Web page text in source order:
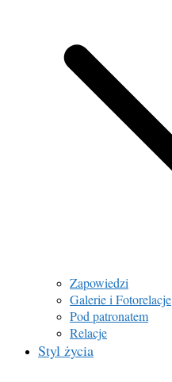
Zapowiedzi
Galerie i Fotorelacje
Pod patronatem
Relacje
Styl życia